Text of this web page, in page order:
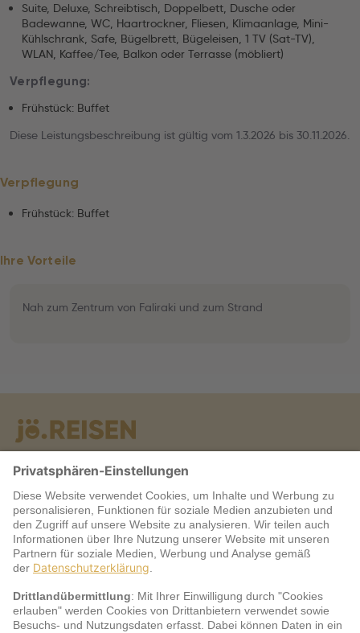
Suite, Deluxe, Schreibtisch, Doppelbett, Dusche oder
Badewanne, WC, Haartrockner, Fliesen, Klimaanlage, Mini-
Kühlschrank, Safe, Bügelbrett, Bügeleisen, 1 TV (Sat-TV),
WLAN, Kaffee/Tee, Balkon oder Terrasse (möbliert)
Verpflegung:
Frühstück: Buffet
Diese Leistungsbeschreibung ist gültig vom 1.3.2026 bis 30.11.2026.
Verpflegung
Frühstück: Buffet
Ihre Vorteile
Nah zum Zentrum von Faliraki und zum Strand
Warum jö?
Service
jö Bonus Club Partner